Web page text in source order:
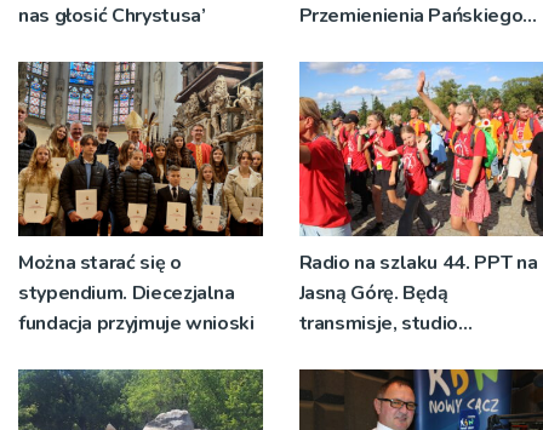
nas głosić Chrystusa’
Przemienienia Pańskiego
znaczeniu Sakramentów
[ZDJĘCIA]
Można starać się o
stypendium. Diecezjalna
fundacja przyjmuje wnioski
Radio na szlaku 44. PPT na
Jasną Górę. Będą
transmisje, studio
pozdrowienia